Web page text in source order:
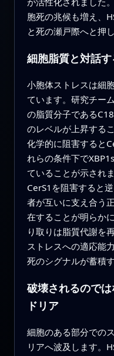
胞死の兆候も増え、
と死の瀬戸際へと押
細胞脂質と対話
小胞体ストレスは細
ています。研究チー
の脂質分子である
のレベルが上昇する
化学的に阻害すると
れらの条件下で
ていることが示され
CerS1を阻害すると
者が互いに支え合う
在することが明らか
り取りは脂質代謝を
ストレスへの適応能
死のシグナルが蓄積
破壊されるので
ドリア
細胞のある部分での
リアへ波及します。